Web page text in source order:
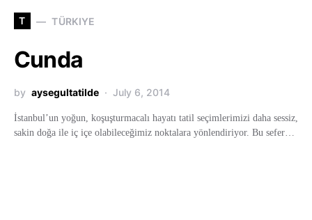
T TÜRKIYE
Cunda
by aysegultatilde July 6, 2014
İstanbul’un yoğun, koşuşturmacalı hayatı tatil seçimlerimizi daha sessiz,
sakin doğa ile iç içe olabileceğimiz noktalara yönlendiriyor. Bu sefer…